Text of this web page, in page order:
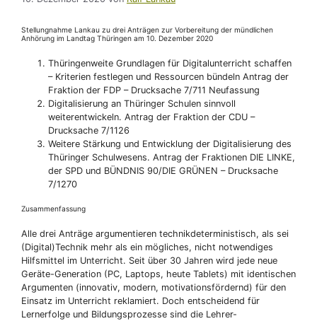
Stellungnahme Lankau zu drei Anträgen zur Vorbereitung der mündlichen
Anhörung im Landtag Thüringen am 10. Dezember 2020
Thüringenweite Grundlagen für Digitalunterricht schaffen
– Kriterien festlegen und Ressourcen bündeln Antrag der
Fraktion der FDP – Drucksache 7/711 Neufassung
Digitalisierung an Thüringer Schulen sinnvoll
weiterentwickeln. Antrag der Fraktion der CDU –
Drucksache 7/1126
Weitere Stärkung und Entwicklung der Digitalisierung des
Thüringer Schulwesens. Antrag der Fraktionen DIE LINKE,
der SPD und BÜNDNIS 90/DIE GRÜNEN – Drucksache
7/1270
Zusammenfassung
Alle drei Anträge argumentieren technikdeterministisch, als sei
(Digital)Technik mehr als ein mögliches, nicht notwendiges
Hilfsmittel im Unterricht. Seit über 30 Jahren wird jede neue
Geräte-Generation (PC, Laptops, heute Tablets) mit identischen
Argumenten (innovativ, modern, motivationsfördernd) für den
Einsatz im Unterricht reklamiert. Doch entscheidend für
Lernerfolge und Bildungsprozesse sind die Lehrer-